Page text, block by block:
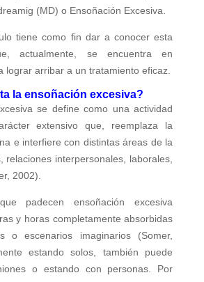
(MD) o Ensoñación Excesiva.
tiene como fin dar a conocer esta
actualmente, se encuentra en
lograr arribar a un tratamiento eficaz.
la ensoñación excesiva?
se define como una actividad
extensivo que, reemplaza la
e interfiere con distintas áreas de la
relaciones interpersonales, laborales,
2002).
padecen ensoñación excesiva
y horas completamente absorbidas
o escenarios imaginarios (Somer,
estando solos, también puede
o estando con personas. Por